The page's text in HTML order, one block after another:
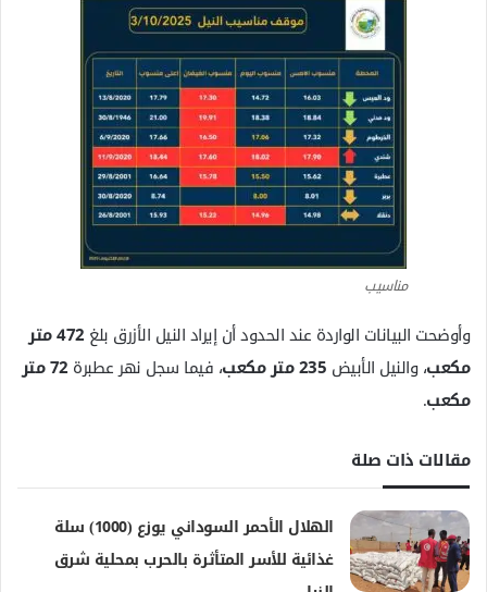
مناسيب
وأوضحت البيانات الواردة عند الحدود أن إيراد النيل الأزرق بلغ
472 متر
مكعب، والنيل الأبيض 235 متر مكعب ، فيما سجل نهر عطبرة
72 متر
مكعب.
مقالات ذات صلة
الهلال الأحمر السوداني يوزع (1000) سلة
غذائية للأسر المتأثرة بالحرب بمحلية شرق